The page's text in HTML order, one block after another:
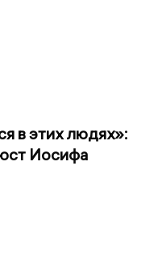
в этих людях»:
Иосифа